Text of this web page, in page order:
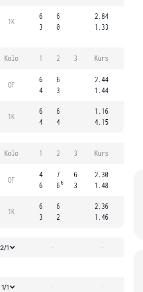
1K
6
3
6
0
2.84
1.33
Kolo 1 2 3 Kurs
OF
6
4
6
3
2.44
1.44
1K
6
4
6
4
1.16
4.15
Kolo 1 2 3 Kurs
OF
4
6
7
66
6
3
2.30
1.48
1K
6
3
6
2
2.36
1.46
2/1 - -
- - -
1/1 - -